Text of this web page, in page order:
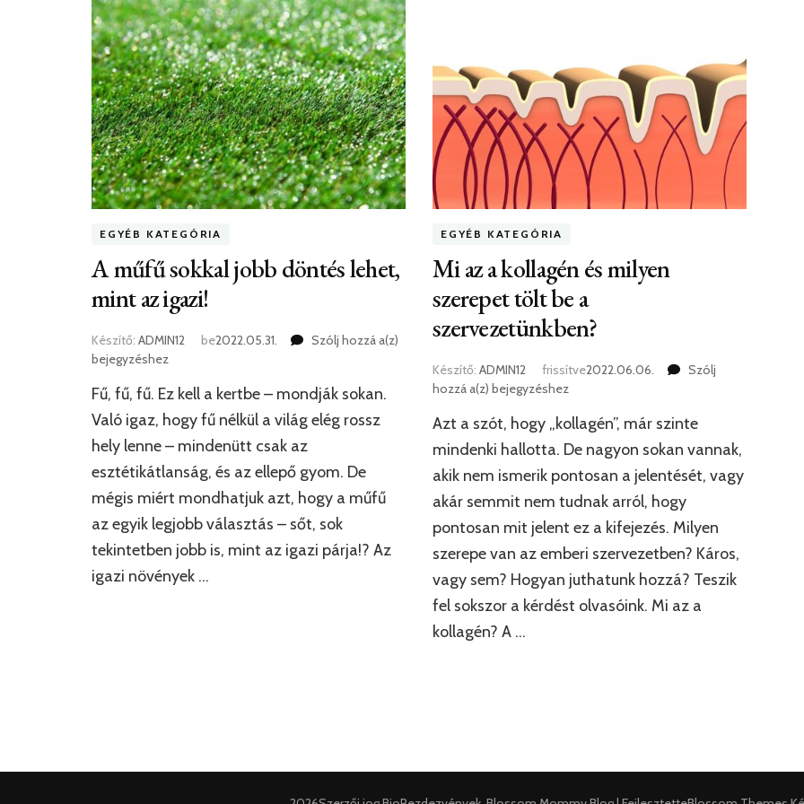
EGYÉB KATEGÓRIA
A műfű sokkal jobb döntés lehet,
mint az igazi!
Készítő: ADMIN12 be2022.05.31. Szólj hozzá a(z)
döntés
bejegyzéshez
Fű, fű, fű. Ez kell a kertbe – mondják sokan.
Való igaz, hogy fű nélkül a világ elég rossz
hely lenne – mindenütt csak az
esztétikátlanság, és az ellepő gyom. De
mégis miért mondhatjuk azt, hogy a műfű
az egyik legjobb választás – sőt, sok
tekintetben jobb is, mint az igazi párja!? Az
igazi növények …
EGYÉB KATEGÓRIA
Mi az a kollagén és milyen
szerepet tölt be a
szervezetünkben?
Készítő: ADMIN12 frissítve2022.06.06.
Szólj
hozzá a(z) Mi
a
kollagén
milyen
szerepet
a
szervezetünkben?
bejegyzéshez
Azt a szót, hogy „kollagén”, már szinte
mindenki hallotta. De nagyon sokan vannak,
akik nem ismerik pontosan a jelentését, vagy
akár semmit nem tudnak arról, hogy
pontosan mit jelent ez a kifejezés. Milyen
szerepe van az emberi szervezetben? Káros,
vagy sem? Hogyan juthatunk hozzá? Teszik
fel sokszor a kérdést olvasóink. Mi az a
kollagén? A …